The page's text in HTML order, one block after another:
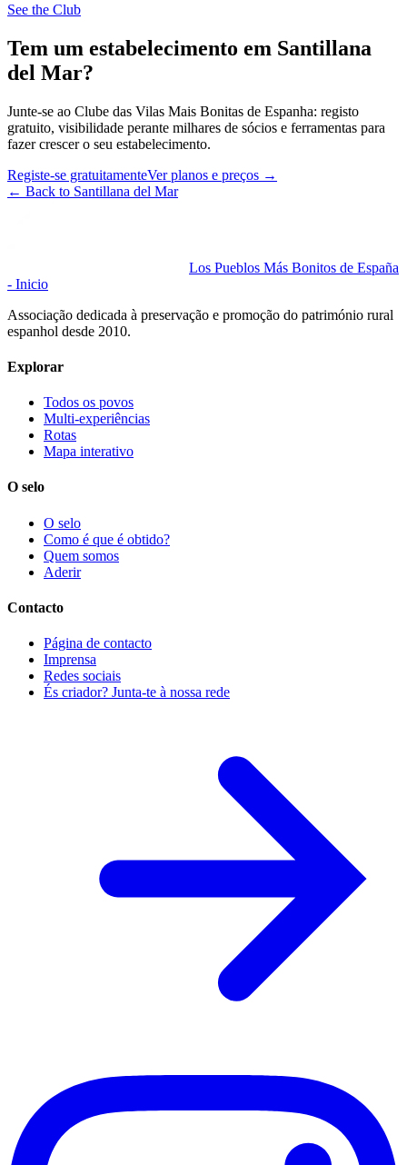
See the Club
Tem um estabelecimento em Santillana
del Mar?
Junte-se ao Clube das Vilas Mais Bonitas de Espanha: registo
gratuito, visibilidade perante milhares de sócios e ferramentas para
fazer crescer o seu estabelecimento.
Registe-se gratuitamenteVer planos e preços →
← Back to Santillana del Mar
Los Pueblos Más Bonitos de España
- Inicio
Associação dedicada à preservação e promoção do património rural
espanhol desde 2010.
Explorar
Todos os povos
Multi-experiências
Rotas
Mapa interativo
O selo
O selo
Como é que é obtido?
Quem somos
Aderir
Contacto
Página de contacto
Imprensa
Redes sociais
És criador? Junta-te à nossa rede